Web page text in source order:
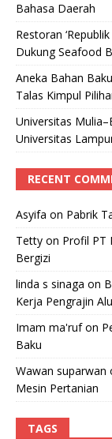
Bahasa Daerah
Restoran
Dukung Seafood
Aneka Bahan
Talas Kimpul
Universitas
Universitas
RECENT
Asyifa on Pabrik
Tetty on Profil PT
Bergizi
linda s sinaga on
Kerja Pengrajin
Imam ma'rufon
Baku
Wawan suparwan
Mesin Pertanian
TAGS